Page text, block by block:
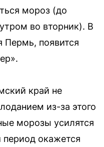
мороз (до
во вторник). В
появится
край не
из-за этого
морозы усилятся
окажется